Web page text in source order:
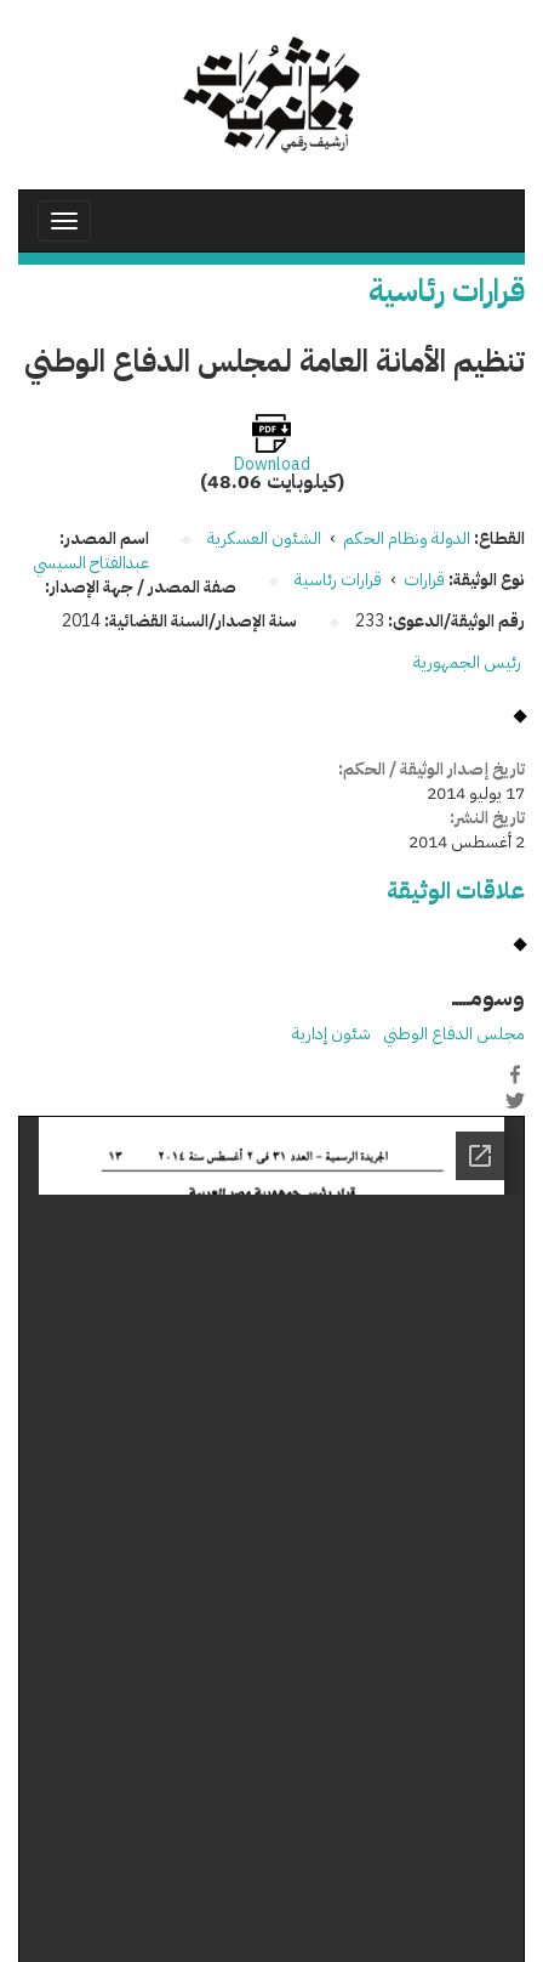
Toggle
قرارات رئاسية
تنظيم الأمانة العامة لمجلس الدفاع الوطني
Download
(48.06 كيلوبايت)
القطاع: الدولة ونظام الحكم › الشئون العسكرية
نوع الوثيقة: قرارات › قرارات رئاسية
رقم الوثيقة/الدعوى: 233 سنة الإصدار/السنة القضائية:2014
اسم المصدر:
عبدالفتاح السيسي
صفة المصدر / جهة الإصدار:
رئيس الجمهورية
تاريخ إصدار الوثيقة / الحكم:
17 يوليو 2014
تاريخ النشر:
2 أغسطس 2014
علاقات الوثيقة
وسومـــــ
مجلس الدفاع الوطني شئون إدارية